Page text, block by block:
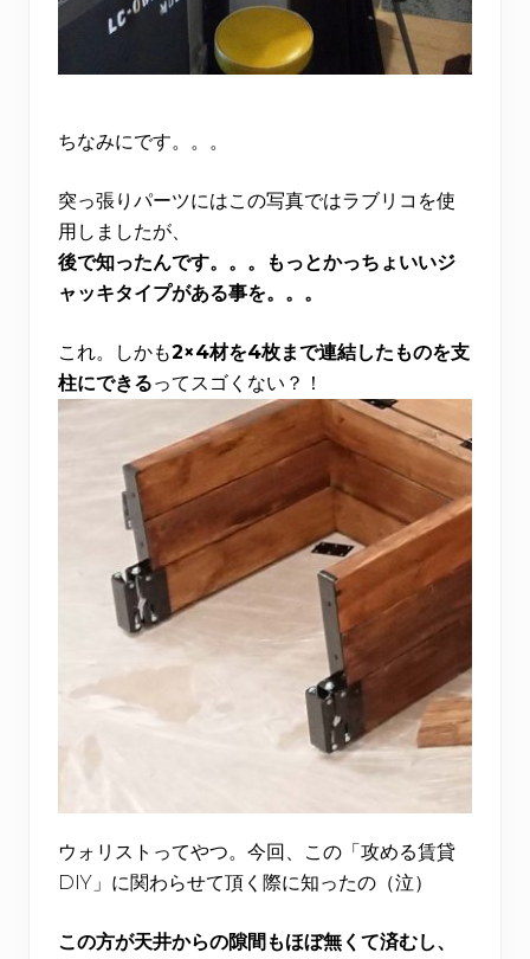
ちなみにです。。。
突っ張りパーツにはこの写真ではラブリコを使
用しましたが、
後で知ったんです。。。もっとかっちょいいジ
ャッキタイプがある事を。。。
これ。しかも2×4材を4枚まで連結したものを支
柱にできるってスゴくない？！
ウォリストってやつ。今回、この「攻める賃貸
DIY」に関わらせて頂く際に知ったの（泣）
この方が天井からの隙間もほぼ無くて済むし、